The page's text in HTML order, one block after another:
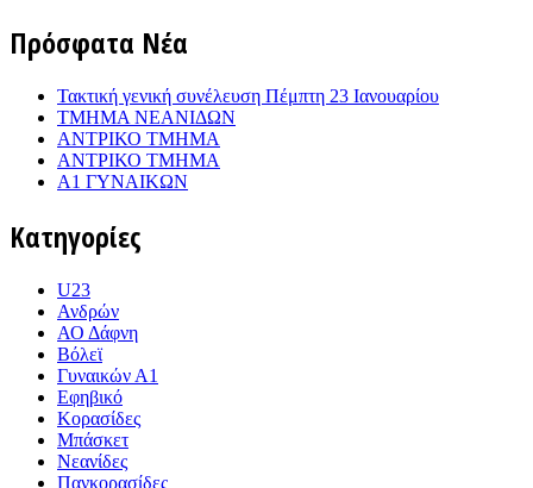
Πρόσφατα Νέα
Τακτική γενική συνέλευση Πέμπτη 23 Ιανουαρίου
ΤΜΗΜΑ ΝΕΑΝΙΔΩΝ
ΑΝΤΡΙΚΟ ΤΜΗΜΑ
ΑΝΤΡΙΚΟ ΤΜΗΜΑ
Α1 ΓΥΝΑΙΚΩΝ
Κατηγορίες
U23
Ανδρών
ΑΟ Δάφνη
Βόλεϊ
Γυναικών Α1
Εφηβικό
Κορασίδες
Μπάσκετ
Νεανίδες
Πανκορασίδες